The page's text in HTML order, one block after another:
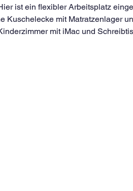
ist ein flexibler Arbeitsplatz
Kuschelecke mit Matratzenlager
mit iMac und